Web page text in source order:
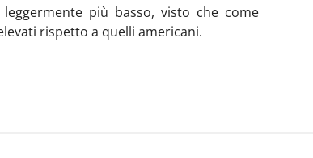
più basso, visto che come
rispetto a quelli americani.